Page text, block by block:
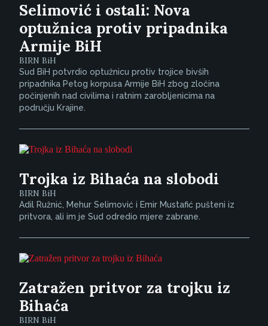
Selimović i ostali: Nova
optužnica protiv pripadnika
Armije BiH
BIRN BiH
Sud BiH potvrdio optužnicu protiv trojice bivših
pripadnika Petog korpusa Armije BiH zbog zločina
počinjenih nad civilima i ratnim zarobljenicima na
području Krajine.
Trojka iz Bihaća na slobodi
BIRN BiH
Adil Ružnić, Mehur Selimović i Emir Mustafić pušteni iz
pritvora, ali im je Sud odredio mjere zabrane.
Zatražen pritvor za trojku iz
Bihaća
BIRN BiH